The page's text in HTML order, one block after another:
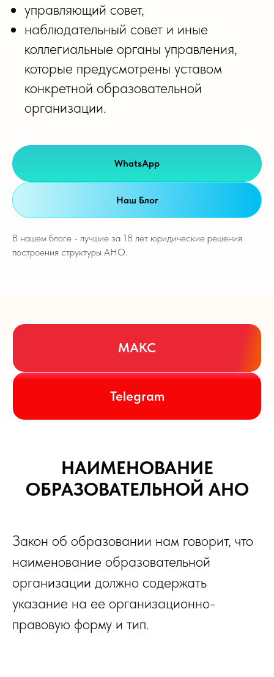
управляющий совет,
наблюдательный совет и иные
коллегиальные органы управления,
которые предусмотрены уставом
конкретной образовательной
организации.
WhatsApp
Наш Блог
В нашем блоге - лучшие за 18 лет юридические решения
построения структуры АНО.
МАКС
Telegram
НАИМЕНОВАНИЕ
ОБРАЗОВАТЕЛЬНОЙ АНО
Закон об образовании нам говорит, что
наименование образовательной
организации должно содержать
указание на ее организационно-
правовую форму и тип.